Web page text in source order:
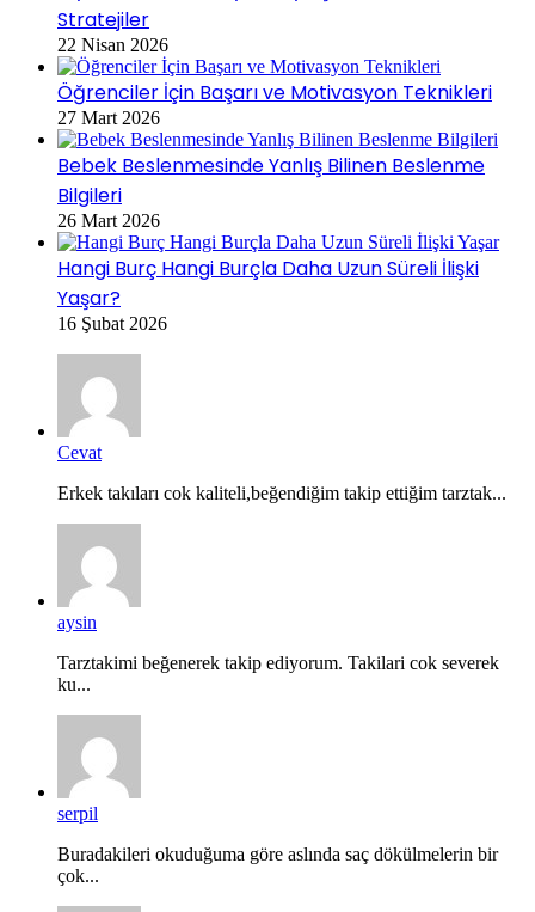
Stratejiler
22 Nisan 2026
Öğrenciler İçin Başarı ve Motivasyon Teknikleri
27 Mart 2026
Bebek Beslenmesinde Yanlış Bilinen Beslenme
Bilgileri
26 Mart 2026
Hangi Burç Hangi Burçla Daha Uzun Süreli İlişki
Yaşar?
16 Şubat 2026
Cevat
Erkek takıları cok kaliteli,beğendiğim takip ettiğim tarztak...
aysin
Tarztakimi beğenerek takip ediyorum. Takilari cok severek
ku...
serpil
Buradakileri okuduğuma göre aslında saç dökülmelerin bir
çok...